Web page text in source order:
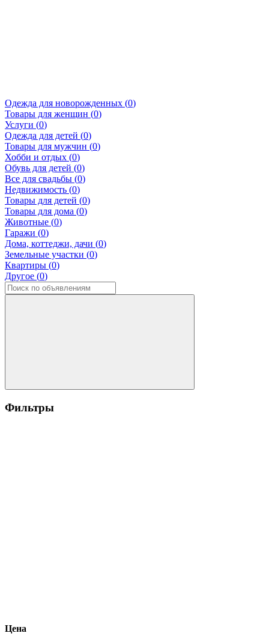
Одежда для новорожденных (0)
Товары для женщин (0)
Услуги (0)
Одежда для детей (0)
Товары для мужчин (0)
Хобби и отдых (0)
Обувь для детей (0)
Все для свадьбы (0)
Недвижимость (0)
Товары для детей (0)
Товары для дома (0)
Животные (0)
Гаражи (0)
Дома, коттеджи, дачи (0)
Земельные участки (0)
Квартиры (0)
Другое (0)
Фильтры
Цена